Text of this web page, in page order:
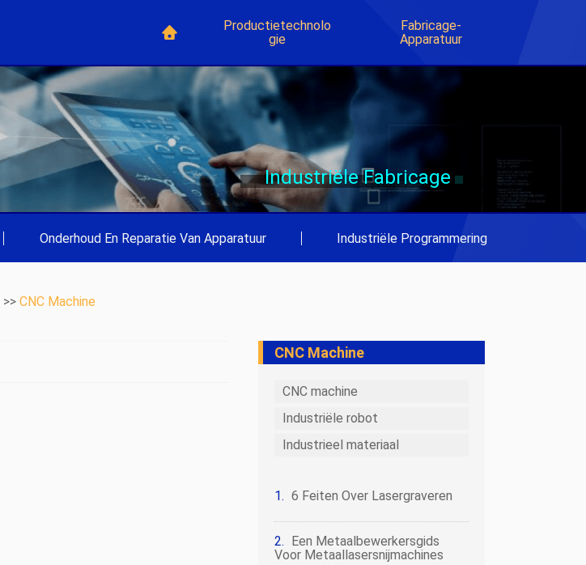
Productietechnolo
Gie
Fabricage-
Apparatuur
Industriële Fabricage
Onderhoud En Reparatie Van Apparatuur Industriële Programmering
>> CNC Machine
CNC Machine
CNC machine
Industriële robot
Industrieel materiaal
6 Feiten Over Lasergraveren
Een Metaalbewerkersgids
Voor Metaallasersnijmachines